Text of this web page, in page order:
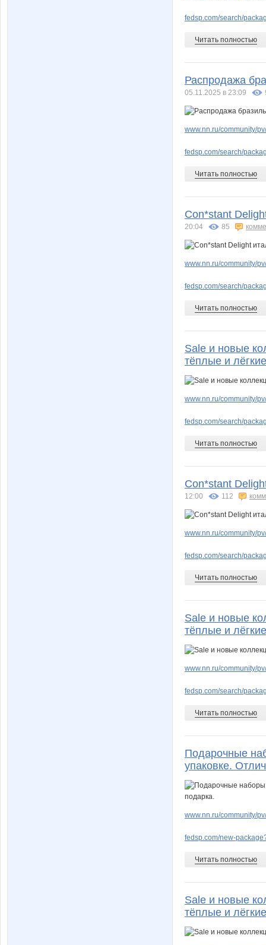
fedsp.com/search/
Читать полностью
Распродажа
05.11.2025 в 23:09
www.nn.ru/community/
fedsp.com/search/
Читать полностью
Con*stant
20:04 85
www.nn.ru/community/
fedsp.com/search/
Читать полностью
Sale и новые
тёплые и
www.nn.ru/community/
fedsp.com/search/
Читать полностью
Con*stant
12:00 112
www.nn.ru/community/
fedsp.com/search/
Читать полностью
Sale и новые
тёплые и
www.nn.ru/community/
fedsp.com/search/
Читать полностью
Подарочные
упаковке.
www.nn.ru/community/
fedsp.com/new-
Читать полностью
Sale и новые
тёплые и